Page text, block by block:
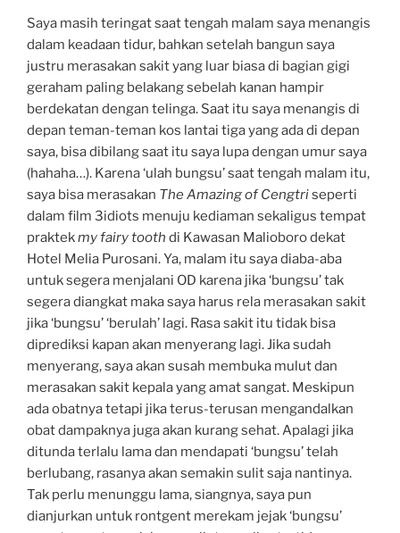
Saya masih teringat saat tengah malam saya menangis
dalam keadaan tidur, bahkan setelah bangun saya
justru merasakan sakit yang luar biasa di bagian gigi
geraham paling belakang sebelah kanan hampir
berdekatan dengan telinga. Saat itu saya menangis di
depan teman-teman kos lantai tiga yang ada di depan
saya, bisa dibilang saat itu saya lupa dengan umur saya
(hahaha…). Karena ‘ulah bungsu’ saat tengah malam itu,
saya bisa merasakan The Amazing of Cengtriseperti
dalam film 3idiots menuju kediaman sekaligus tempat
praktekmy fairy tooth di Kawasan Malioboro dekat
Hotel Melia Purosani. Ya, malam itu saya diaba-aba
untuk segera menjalani OD karena jika ‘bungsu’ tak
segera diangkat maka saya harus rela merasakan sakit
jika ‘bungsu’ ‘berulah’ lagi. Rasa sakit itu tidak bisa
diprediksi kapan akan menyerang lagi. Jika sudah
menyerang, saya akan susah membuka mulut dan
merasakan sakit kepala yang amat sangat. Meskipun
ada obatnya tetapi jika terus-terusan mengandalkan
obat dampaknya juga akan kurang sehat. Apalagi jika
ditunda terlalu lama dan mendapati ‘bungsu’ telah
berlubang, rasanya akan semakin sulit saja nantinya.
Tak perlu menunggu lama, siangnya, saya pun
dianjurkan untuk rontgent merekam jejak ‘bungsu’